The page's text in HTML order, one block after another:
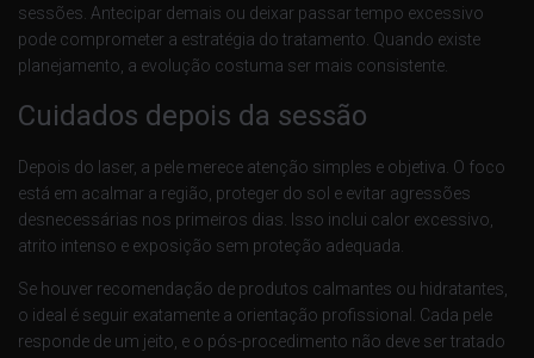
sessões. Antecipar demais ou deixar passar tempo excessivo
pode comprometer a estratégia do tratamento. Quando existe
planejamento, a evolução costuma ser mais consistente.
Cuidados depois da sessão
Depois do laser, a pele merece atenção simples e objetiva. O foco
está em acalmar a região, proteger do sol e evitar agressões
desnecessárias nos primeiros dias. Isso inclui calor excessivo,
atrito intenso e exposição sem proteção adequada.
Se houver recomendação de produtos calmantes ou hidratantes,
o ideal é seguir exatamente a orientação profissional. Cada pele
responde de um jeito, e o pós-procedimento não deve ser tratado